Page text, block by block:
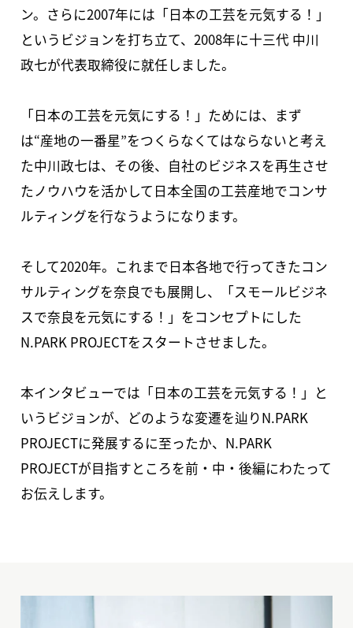
ン。さらに2007年には「日本の工芸を元気する！」
というビジョンを打ち立て、2008年に十三代 中川
政七が代表取締役に就任しました。
「日本の工芸を元気にする！」ためには、まず
は“産地の一番星”をつくらなくてはならないと考え
た中川政七は、その後、自社のビジネスを再生させ
たノウハウを活かして日本全国の工芸産地でコンサ
ルティングを行なうようになります。
そして2020年。これまで日本各地で行ってきたコン
サルティングを奈良でも展開し、「スモールビジネ
スで奈良を元気にする！」をコンセプトにした
N.PARK PROJECTをスタートさせました。
本インタビューでは「日本の工芸を元気する！」と
いうビジョンが、どのような変遷を辿りN.PARK
PROJECTに発展するに至ったか、N.PARK
PROJECTが目指すところを前・中・後編にわたって
お伝えします。